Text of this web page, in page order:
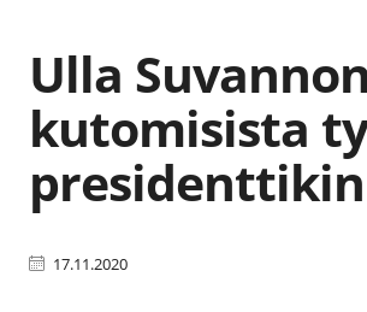
Ulla Suvannon
kutomisista
presidenttikin
17.11.2020